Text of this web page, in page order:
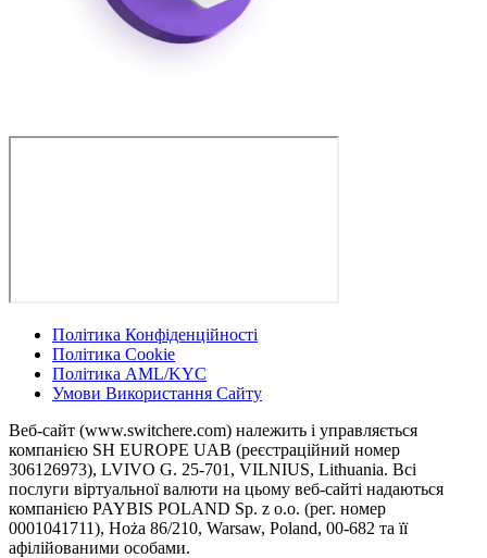
Політика Конфіденційності
Політика Cookie
Політика AML/KYC
Умови Використання Сайту
Веб-сайт (www.switchere.com) належить і управляється
компанією SH EUROPE UAB (реєстраційний номер
306126973), LVIVO G. 25-701, VILNIUS, Lithuania. Всі
послуги віртуальної валюти на цьому веб-сайті надаються
компанією PAYBIS POLAND Sp. z o.o. (рег. номер
0001041711), Hoża 86/210, Warsaw, Poland, 00-682 та її
афілійованими особами.